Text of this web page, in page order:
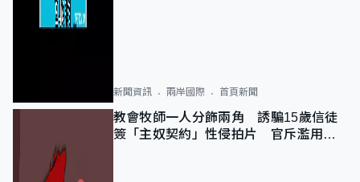
新聞資訊 兩岸國際 首頁新聞
教會牧師一人分飾兩角 誘騙15歲信徒
簽「主奴契約」性侵拍片 官斥濫用教